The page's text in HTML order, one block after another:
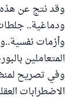
وقد نتج عن هذه
ودماغية..
المتعاملين
وفي تصريح
الاضطرابات